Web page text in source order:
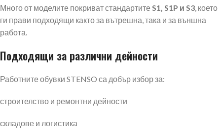
Много от моделите покриват стандартите S1, S1P и S3, което
ги прави подходящи както за вътрешна, така и за външна
работа.
Подходящи за различни дейности
Работните обувки STENSO са добър избор за:
строителство и ремонтни дейности
складове и логистика